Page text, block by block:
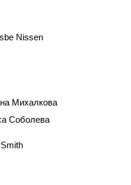
Соболева
Михалкова
Nissen